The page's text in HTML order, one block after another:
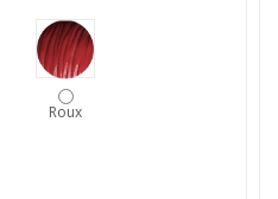
Roux